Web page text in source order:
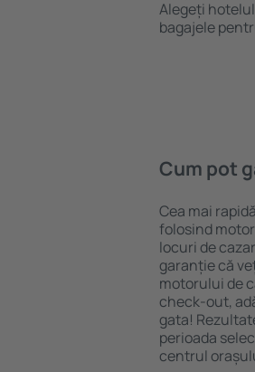
Alegeți
bagajele
Cum pot
Cea mai
folosind
locuri de
garanție că
motorului de
check-out,
gata!
perioada
centrul